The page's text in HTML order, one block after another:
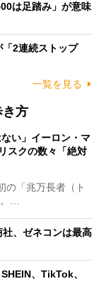
は足踏み」が意味
「2連続ストップ
一覧を見る
き方
い」イーロン・マ
スクの数々「絶対
の「兆万長者（ト
…
社、ゼネコンは最高
、TikTok、